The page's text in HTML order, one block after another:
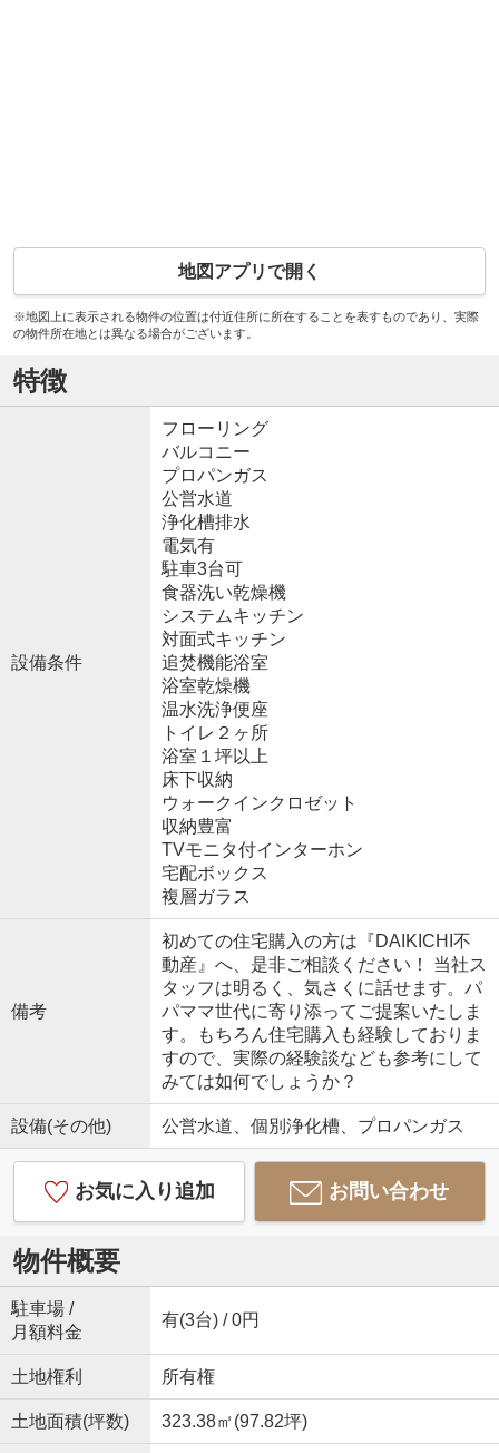
地図アプリで開く
※地図上に表示される物件の位置は付近住所に所在することを表すものであり、実際
の物件所在地とは異なる場合がございます。
特徴
設備条件
フローリング
バルコニー
プロパンガス
公営水道
浄化槽排水
電気有
駐車3台可
食器洗い乾燥機
システムキッチン
対面式キッチン
追焚機能浴室
浴室乾燥機
温水洗浄便座
トイレ２ヶ所
浴室１坪以上
床下収納
ウォークインクロゼット
収納豊富
TVモニタ付インターホン
宅配ボックス
複層ガラス
備考
初めての住宅購入の方は『DAIKICHI不
動産』へ、是非ご相談ください！ 当社ス
タッフは明るく、気さくに話せます。パ
パママ世代に寄り添ってご提案いたしま
す。もちろん住宅購入も経験しておりま
すので、実際の経験談なども参考にして
みては如何でしょうか？
設備(その他) 公営水道、個別浄化槽、プロパンガス
お気に入り追加 お問い合わせ
物件概要
駐車場 /
月額料金
有(3台) / 0円
土地権利 所有権
土地面積(坪数) 323.38㎡(97.82坪)